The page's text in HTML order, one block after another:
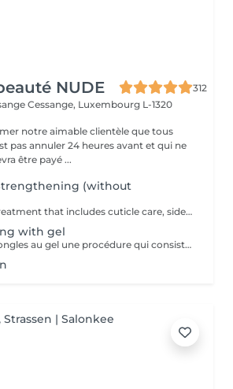
NUDE
312
Cessange, Luxembourg L-1320
notre aimable clientèle que tous
pas annuler 24 heures avant et qui ne
être payé ...
(without
This is a manicure treatment that includes cuticle care, sidewall polishing, and strengthening of your natural nails without extensions. The nails become stronger, well-groomed, and retain their natural length. It is recommended to repeat the procedure every 3 weeks to maintain the best results.
with gel
Renforcement des ongles au gel une procédure qui consiste à appliquer un gel fortifiant sur l'ongle naturel. Il protège contre la casse, lisse la surface et renforce les ongles. Convient à : Ongles fins, cassants et dédoublés Ceux qui veulent renforcer leurs ongles sans extension Prolonger la tenue du vernis Le gel est appliqué en fine couche, sans alourdir l'ongle, et aide à obtenir une longueur saine.